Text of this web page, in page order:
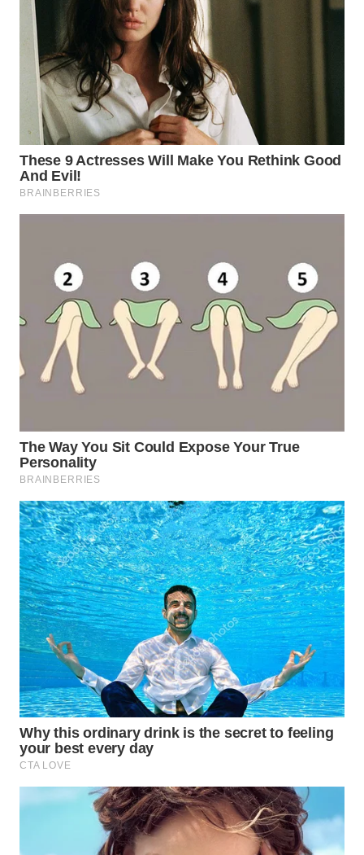
SELATAN
WN
TANJUNG
LESUNG
WN
WN
SIMALUNGUN
LABUHANBATU
WN
TAPANULI
TENGAH
WN DELI
WN
TEBING
TINGGI
WN
PAKPAK
WN
KARAWANG
WN
BEKASI
WN
BOGOR
WN
DEPOK